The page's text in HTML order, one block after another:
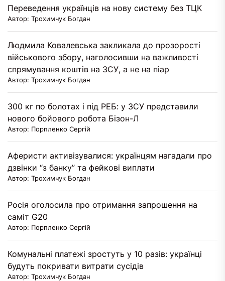
Переведення українців на нову систему без ТЦК
Автор: Трохимчук Богдан
Людмила Ковалевська закликала до прозорості
військового збору, наголосивши на важливості
спрямування коштів на ЗСУ, а не на піар
Автор: Трохимчук Богдан
300 кг по болотах і під РЕБ: у ЗСУ представили
нового бойового робота Бізон-Л
Автор: Порпленко Сергій
Аферисти активізувалися: українцям нагадали про
дзвінки “з банку” та фейкові виплати
Автор: Трохимчук Богдан
Росія оголосила про отримання запрошення на
саміт G20
Автор: Порпленко Сергій
Комунальні платежі зростуть у 10 разів: українці
будуть покривати витрати сусідів
Автор: Трохимчук Богдан